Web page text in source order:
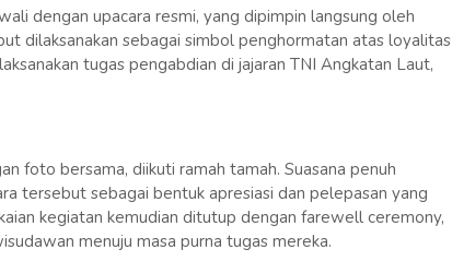
dengan upacara resmi, yang dipimpin langsung oleh
dilaksanakan sebagai simbol penghormatan atas loyalitas
tugas pengabdian di jajaran TNI Angkatan Laut,
foto bersama, diikuti ramah tamah. Suasana penuh
tersebut sebagai bentuk apresiasi dan pelepasan yang
kegiatan kemudian ditutup dengan farewell ceremony,
menuju masa purna tugas mereka.